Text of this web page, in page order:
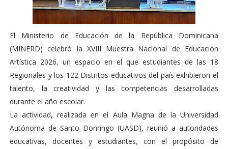
El Ministerio de Educación de la República Dominicana
(MINERD) celebró la XVIII Muestra Nacional de Educación
Artística 2026, un espacio en el que estudiantes de las 18
Regionales y los 122 Distritos educativos del país exhibieron el
talento, la creatividad y las competencias desarrolladas
durante el año escolar.
La actividad, realizada en el Aula Magna de la Universidad
Autónoma de Santo Domingo (UASD), reunió a autoridades
educativas, docentes y estudiantes, con el propósito de